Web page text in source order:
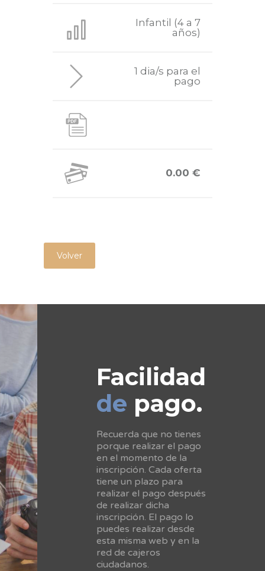
Infantil (4 a 7
años)
1 dia/s para el
pago
0.00 €
Volver
Facilidad
de pago.
Recuerda que no tienes
porque realizar el pago
en el momento de la
inscripción. Cada oferta
tiene un plazo para
realizar el pago después
de realizar dicha
inscripción. El pago lo
puedes realizar desde
esta misma web y en la
red de cajeros
ciudadanos.